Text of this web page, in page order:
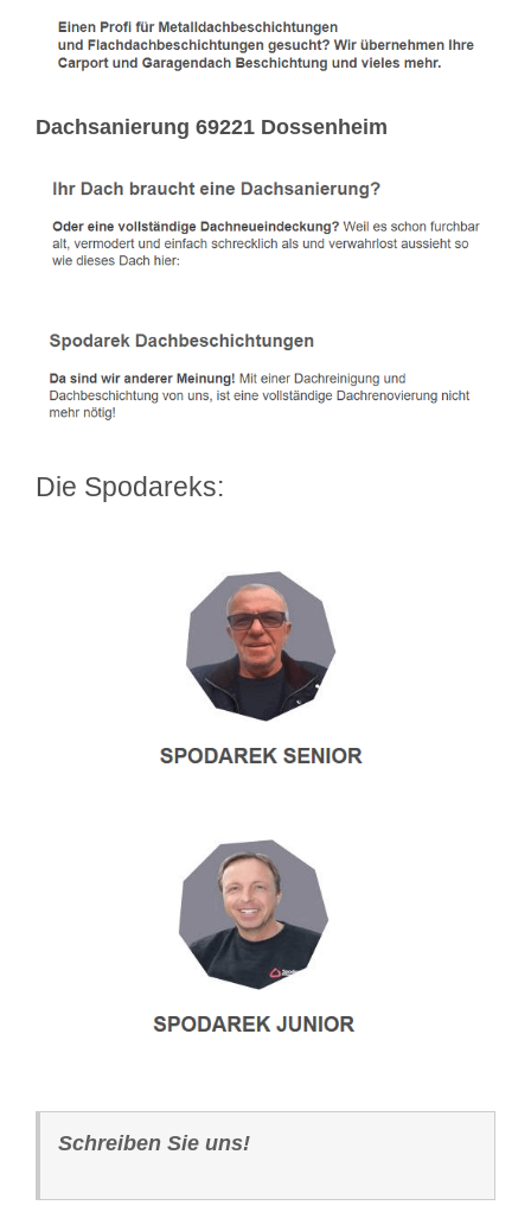
Dachsanierung 69221 Dossenheim
Die Spodareks:
Schreiben Sie uns!